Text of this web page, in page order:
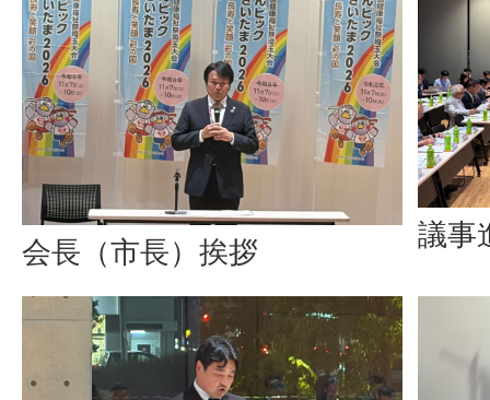
会長（市長）挨拶
議事